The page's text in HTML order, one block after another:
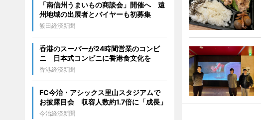
「南信州うまいもの商談会」開催へ 遠
州地域の出展者とバイヤーも初募集
飯田経済新聞
香港のスーパーが24時間営業のコンビ
ニ 日本式コンビニに香港食文化を
香港経済新聞
FC今治・アシックス里山スタジアムで
お披露目会 収容人数約1.7倍に「成長」
今治経済新聞